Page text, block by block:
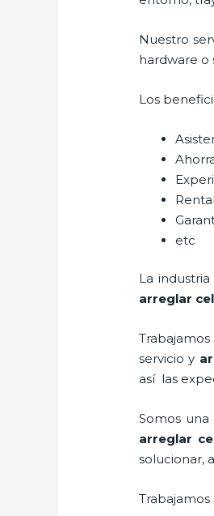
Nuestro
hardware o
Los
etc
La
arreglar
servicio y
así las
Somos
arreglar
solucionar,